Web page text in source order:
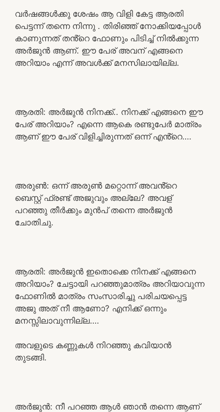
വർഷങ്ങൾക്കു ശേഷം ആ വിളി കേട്ട ആരതി
പെട്ടന്ന് തന്നെ നിന്നു . തിരിഞ്ഞ് നോക്കിയപ്പോൾ
കാണുന്നത് തൻ്റെ ഫോണും പിടിച്ച് നിൽക്കുന്ന
അർജുൻ ആണ്. ഈ പേര് അവന് എങ്ങനെ
അറിയാം എന്ന് അവൾക്ക് മനസിലായില്ല.
ആരതി: അർജുൻ നിനക്ക്.. നിനക്ക് എങ്ങനെ ഈ
പേര് അറിയാം? എന്നെ ആകെ രണ്ടുപേർ മാത്രം
ആണ് ഈ പേര് വിളിച്ചിരുന്നത് ഒന്ന് എൻ്റെ….
അരുൺ: ഒന്ന് അരുൺ മറ്റൊന്ന് അവൻ്റെ
ബെസ്റ്റ് ഫ്രണ്ട് അജുവും അല്ലേ? അവള്
പറഞ്ഞു തീർക്കും മുൻപ് തന്നെ അർജുൻ
ചോതിചു.
ആരതി: അർജുൻ ഇതൊക്കെ നിനക്ക് എങ്ങനെ
അറിയാം? ചേട്ടായി പറഞ്ഞുമാത്രം അറിയാവുന്ന
ഫോണിൽ മാത്രം സംസാരിച്ചു പരിചയപ്പെട്ട
അജു അത് നീ ആണോ? എനിക്ക് ഒന്നും
മനസ്സിലാവുന്നില്ല….
അവളുടെ കണ്ണുകൾ നിറഞ്ഞു കവിയാൻ
തുടങ്ങി.
അർജുൻ: നീ പറഞ്ഞ ആൾ ഞാൻ തന്നെ ആണ്